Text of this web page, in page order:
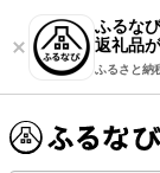
ふるな
返礼品
ふるさと納